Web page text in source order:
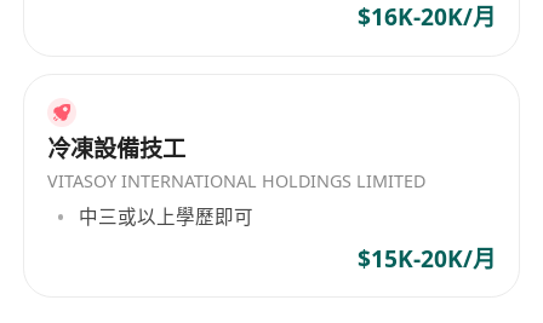
$16K-20K/月
冷凍設備技工
VITASOY INTERNATIONAL HOLDINGS LIMITED
中三或以上學歷即可
$15K-20K/月